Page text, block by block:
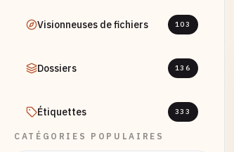
Visionneuses de fichiers 103
Dossiers 136
Étiquettes 333
CATÉGORIES POPULAIRES